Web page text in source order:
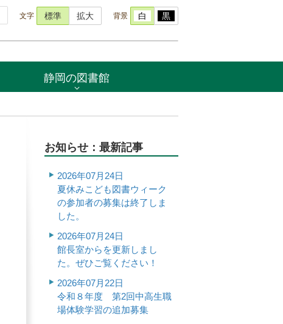
文字 標準 拡大 背景 白 黒
静岡の図書館
お知らせ：最新記事
2026年07月24日
夏休みこども図書ウィーク
の参加者の募集は終了しま
した。
2026年07月24日
館長室からを更新しまし
た。ぜひご覧ください！
2026年07月22日
令和８年度 第2回中高生職
場体験学習の追加募集